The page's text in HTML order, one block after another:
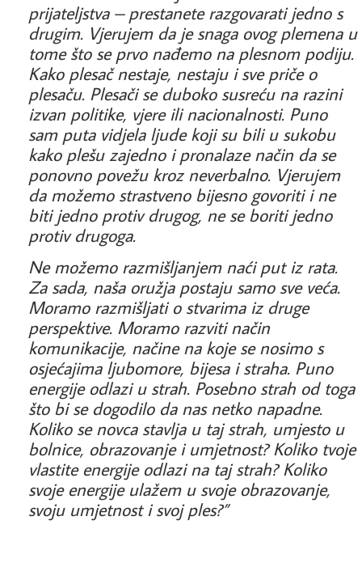
prijateljstva – prestanete razgovarati jedno s
drugim. Vjerujem da je snaga ovog plemena u
tome što se prvo nađemo na plesnom podiju.
Kako plesač nestaje, nestaju i sve priče o
plesaču. Plesači se duboko susreću na razini
izvan politike, vjere ili nacionalnosti. Puno
sam puta vidjela ljude koji su bili u sukobu
kako plešu zajedno i pronalaze način da se
ponovno povežu kroz neverbalno. Vjerujem
da možemo strastveno bijesno govoriti i ne
biti jedno protiv drugog, ne se boriti jedno
protiv drugoga.
Ne možemo razmišljanjem naći put iz rata.
Za sada, naša oružja postaju samo sve veća.
Moramo razmišljati o stvarima iz druge
perspektive. Moramo razviti način
komunikacije, načine na koje se nosimo s
osjećajima ljubomore, bijesa i straha. Puno
energije odlazi u strah. Posebno strah od toga
što bi se dogodilo da nas netko napadne.
Koliko se novca stavlja u taj strah, umjesto u
bolnice, obrazovanje i umjetnost? Koliko tvoje
vlastite energije odlazi na taj strah? Koliko
svoje energije ulažem u svoje obrazovanje,
svoju umjetnost i svoj ples?”